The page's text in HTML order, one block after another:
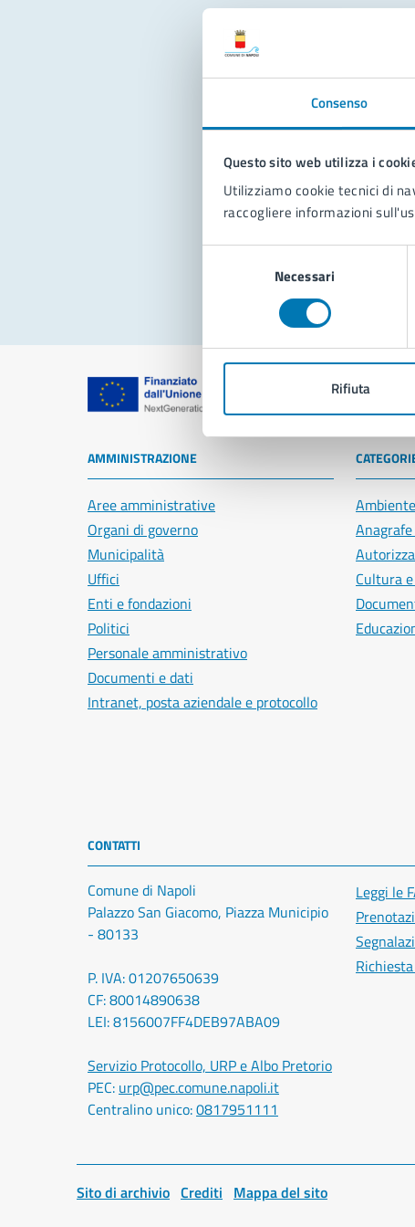
Consenso
Questo sito web utilizza i
Utilizziamo cookie tecnici di
raccogliere informazioni
Necessari
Rifiuta
Comune di
AMMINISTRAZIONE
Aree amministrative
Organi di governo
Municipalità
Uffici
Enti e fondazioni
Politici
Personale amministrativo
Documenti e dati
Intranet, posta aziendale e protocollo
Ambiente
Cultura
CONTATTI
Comune di Napoli
Palazzo San Giacomo, Piazza Municipio
- 80133
P. IVA: 01207650639
CF: 80014890638
LEI: 8156007FF4DEB97ABA09
Servizio Protocollo, URP e Albo Pretorio
PEC: urp@pec.comune.napoli.it
Centralino unico:0817951111
Leggi le
Sito di archivio Crediti Mappa del sito